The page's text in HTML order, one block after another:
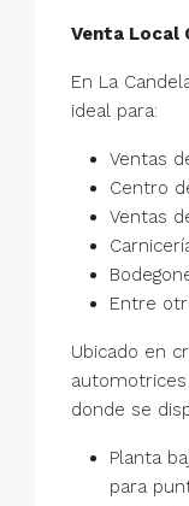
Venta Local
En La
ideal para:
Ventas
Centro
Ventas
Entre
Ubicado en
donde se
Planta
para